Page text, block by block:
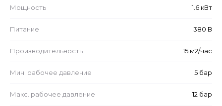
Мощность 1.6 кВт
Питание 380 В
Производительность 15 м2/час
Мин. рабочее давление 5 бар
Макс. рабочее давление 12 бар